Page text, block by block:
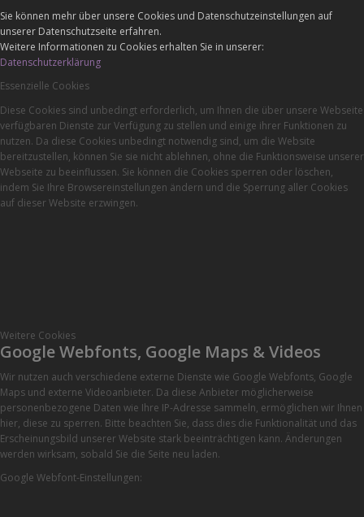
Sie können mehr über unsere Cookies und Datenschutzeinstellungen auf
unserer Datenschutzseite erfahren.
Weitere Informationen zu Cookies erhalten Sie in unserer:
Datenschutzerklärung
Essenzielle Cookies
Diese Cookies sind unbedingt erforderlich, um Ihnen die über unsere Webseite
verfügbaren Dienste zur Verfügung zu stellen und einige ihrer Funktionen zu
nutzen. Da diese Cookies unbedingt notwendig sind, um die Website
bereitzustellen, können Sie sie nicht ablehnen, ohne die Funktionsweise unserer
Webseite zu beeinflussen. Sie können die Cookies sperren oder löschen,
indem Sie Ihre Browsereinstellungen ändern und die Sperrung aller Cookies
auf dieser Website erzwingen.
Weitere Cookies
Google Webfonts, Google Maps & Videos
Wir nutzen auch verschiedene externe Dienste wie Google Webfonts, Google
Maps und externe Videoanbieter. Da diese Anbieter möglicherweise
personenbezogene Daten wie Ihre IP-Adresse sammeln, ermöglichen wir Ihnen
hier, diese zu sperren. Bitte beachten Sie, dass dies die Funktionalität und das
Erscheinungsbild unserer Website stark beeinträchtigen kann. Änderungen
werden wirksam, sobald Sie die Seite neu laden.
Google Webfont-Einstellungen: